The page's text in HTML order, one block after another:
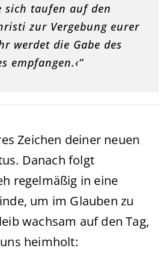
sich taufen auf den
zur Vergebung eurer
werdet die Gabe des
empfangen.‹“
Zeichen deiner neuen
Danach folgt
regelmäßig in eine
um im Glauben zu
wachsam auf den Tag,
heimholt: